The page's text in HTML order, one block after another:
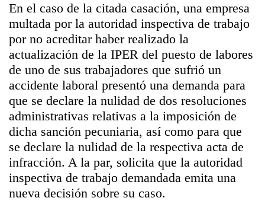
En el caso de la citada casación, una empresa
multada por la autoridad inspectiva de trabajo
por no acreditar haber realizado la
actualización de la IPER del puesto de labores
de uno de sus trabajadores que sufrió un
accidente laboral presentó una demanda para
que se declare la nulidad de dos resoluciones
administrativas relativas a la imposición de
dicha sanción pecuniaria, así como para que
se declare la nulidad de la respectiva acta de
infracción. A la par, solicita que la autoridad
inspectiva de trabajo demandada emita una
nueva decisión sobre su caso.